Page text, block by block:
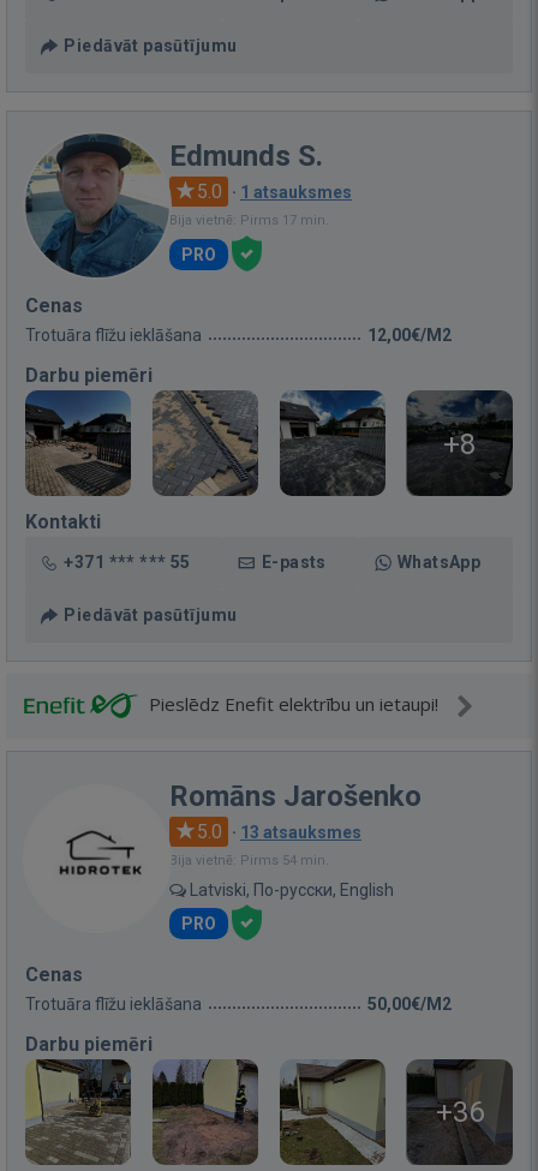
Piedāvāt pasūtījumu
Edmunds S.
5.0 · 1 atsauksmes
Bija vietnē: Pirms 17 min.
PRO
Cenas
Trotuāra flīžu ieklāšana 12,00€/M2
Darbu piemēri
+8
Kontakti
+371 *** *** 55 E-pasts WhatsApp
Piedāvāt pasūtījumu
Pieslēdz Enefit elektrību un ietaupi!
Romāns Jarošenko
5.0 · 13 atsauksmes
Bija vietnē: Pirms 54 min.
Latviski, По-русски, English
PRO
Cenas
Trotuāra flīžu ieklāšana 50,00€/M2
Darbu piemēri
+36